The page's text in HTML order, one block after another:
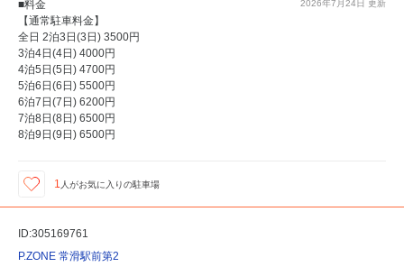
2026年7月24日 更新
■料金
【通常駐車料金】
全日 2泊3日(3日) 3500円
3泊4日(4日) 4000円
4泊5日(5日) 4700円
5泊6日(6日) 5500円
6泊7日(7日) 6200円
7泊8日(8日) 6500円
8泊9日(9日) 6500円
1 人がお気に入りの駐車場
ID:305169761
P.ZONE 常滑駅前第2